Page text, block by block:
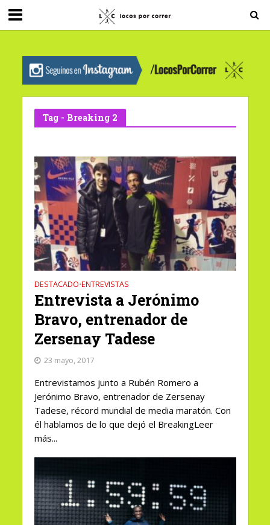
G-0X2PD3RFLV
Tag - Breaking 2
DESTACADO•ENTREVISTAS
Entrevista a Jerónimo
Bravo, entrenador de
Zersenay Tadese
23 mayo, 2017
Entrevistamos junto a Rubén Romero a
Jerónimo Bravo, entrenador de Zersenay
Tadese, récord mundial de media maratón. Con
él hablamos de lo que dejó el BreakingLeer
más...